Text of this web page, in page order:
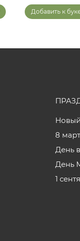
Добавить к
8
День
День
1